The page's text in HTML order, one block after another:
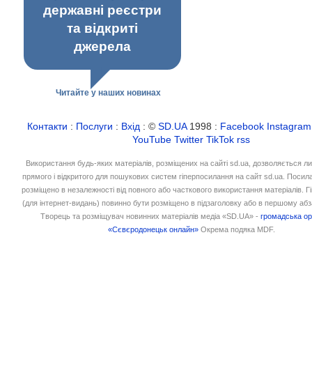
державні реєстри
та відкриті
джерела
Читайте у наших новинах
Контакти : Послуги : Вхід : ©SD.UA1998 : Facebook Instagram
YouTube Twitter TikTok rss
Використання будь-яких матеріалів, розміщених на сайті sd.ua, дозволяється
прямого і відкритого для пошукових систем гіперпосилання на сайт sd.ua.
розміщено в незалежності від повного або часткового використання матеріалів.
(для інтернет-видань) повинно бути розміщено в підзаголовку або в першому
Творець та розміщувач новинних матеріалів медіа «SD.UA» -громадська
«Сєвєродонецьк онлайн» Окрема подяка MDF.